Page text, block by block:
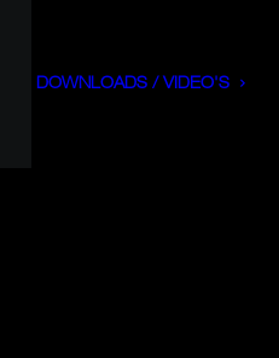
DOWNLOADS / VIDEO'S